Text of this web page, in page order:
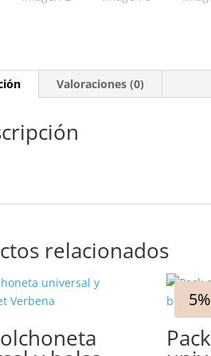
Valoraciones (0)
relacionados
5%